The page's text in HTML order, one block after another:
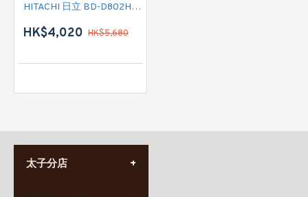
HITACHI 日立 BD-D802HVOW 前置式二合一變頻洗衣乾衣機(洗衣: 8公斤 / 乾衣: 5公斤 - 1200轉/分鐘)
HK$4,020 HK$5,680
太子分店